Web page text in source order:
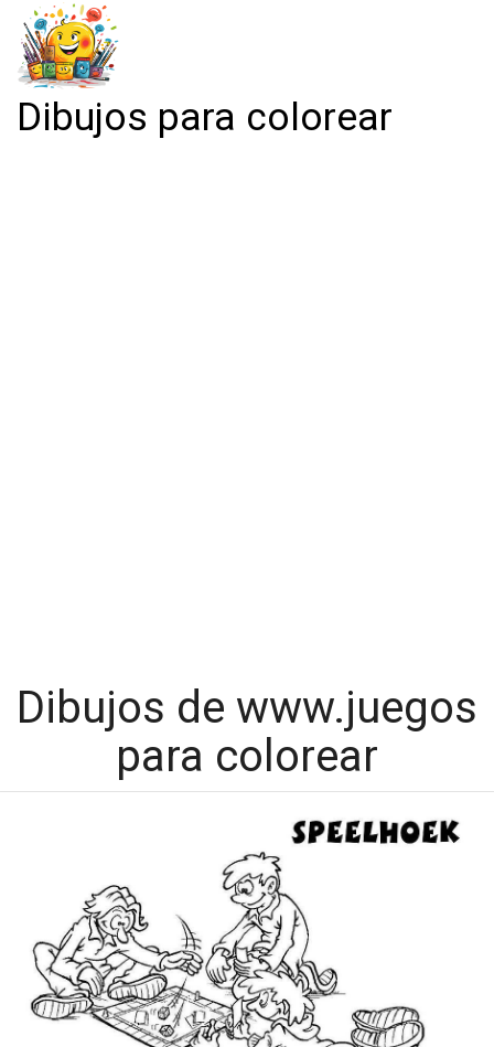
Dibujos para colorear
Dibujos de www.juegos
para colorear